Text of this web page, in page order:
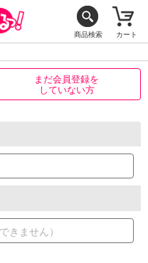
商品検索 カート
まだ会員登録を
していない方